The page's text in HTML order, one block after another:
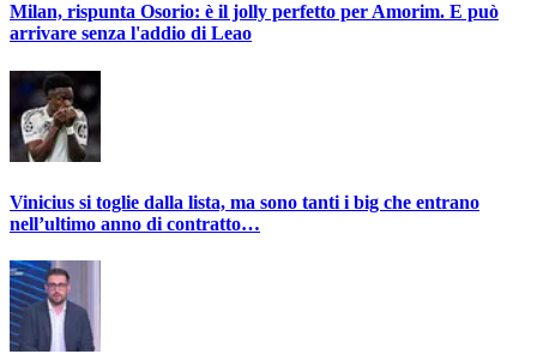
Milan, rispunta Osorio: è il jolly perfetto per Amorim. E può
arrivare senza l'addio di Leao
Vinicius si toglie dalla lista, ma sono tanti i big che entrano
nell’ultimo anno di contratto…